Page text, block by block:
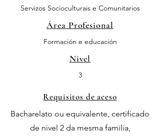
Servizos Socioculturais e Comunitarios
Área Profesional
Formación e educación
Nivel
3
Requisitos de aceso
Bacharelato ou equivalente, certificado
de nivel 2 da mesma familia,